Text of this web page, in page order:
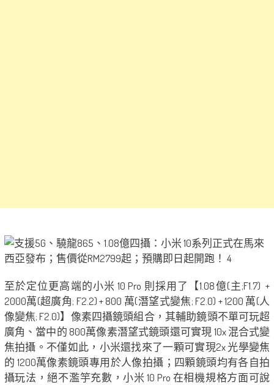
至於定位更高端的小米 10 Pro 則採用了【1.08億(主;F1.7) +
2000萬(超廣角; F2.2) + 800 萬(潛望式變焦; F2.0) + 1200 萬(人
像變焦; F2.0)】像素四攝鏡頭組合，其輔助鏡頭不單可玩超
廣角、當中的 800萬像素潛望式鏡頭還可實現 10x 混合式變
焦拍攝。不僅如此，小米還找來了一顆可實現2x 光學變焦
的 1200萬像素鏡頭專用於人像拍攝；四顆鏡頭均有各自拍
攝玩法，絕不濫竽充數，小米 10 Pro 在相機規格方面可說